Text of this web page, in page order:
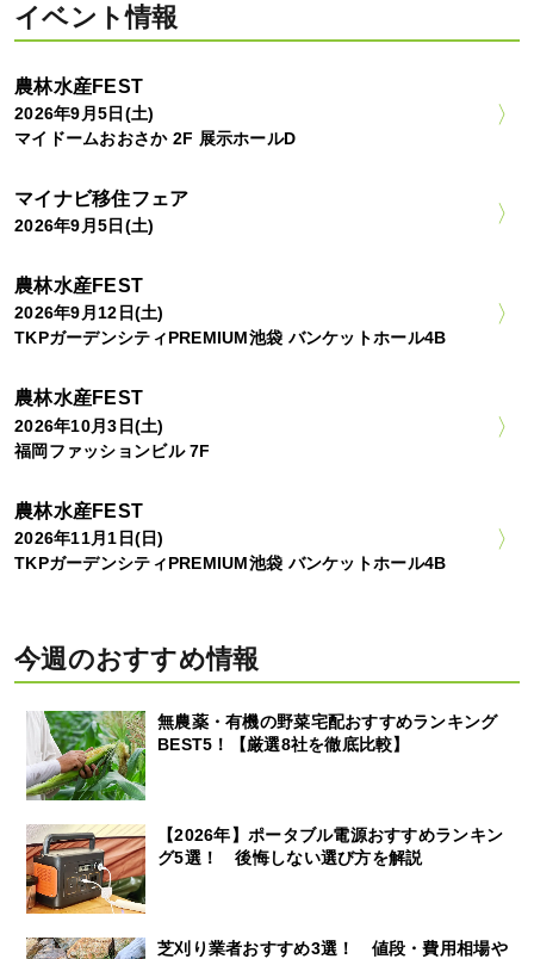
イベント情報
農林水産FEST
2026年9月5日(土)
マイドームおおさか 2F 展示ホールD
マイナビ移住フェア
2026年9月5日(土)
農林水産FEST
2026年9月12日(土)
TKPガーデンシティPREMIUM池袋 バンケットホール4B
農林水産FEST
2026年10月3日(土)
福岡ファッションビル 7F
農林水産FEST
2026年11月1日(日)
TKPガーデンシティPREMIUM池袋 バンケットホール4B
今週のおすすめ情報
無農薬・有機の野菜宅配おすすめランキング
BEST5！【厳選8社を徹底比較】
【2026年】ポータブル電源おすすめランキン
グ5選！ 後悔しない選び方を解説
芝刈り業者おすすめ3選！ 値段・費用相場や